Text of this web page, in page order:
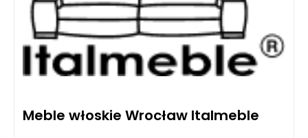
Meble włoskie Wrocław Italmeble